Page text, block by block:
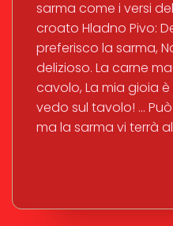
sarma come i versi
croato Hladno Pivo:
preferisco la sarma,
delizioso. La carne
cavolo, La mia gioia
vedo sul tavolo! ...
ma la sarma vi terrà